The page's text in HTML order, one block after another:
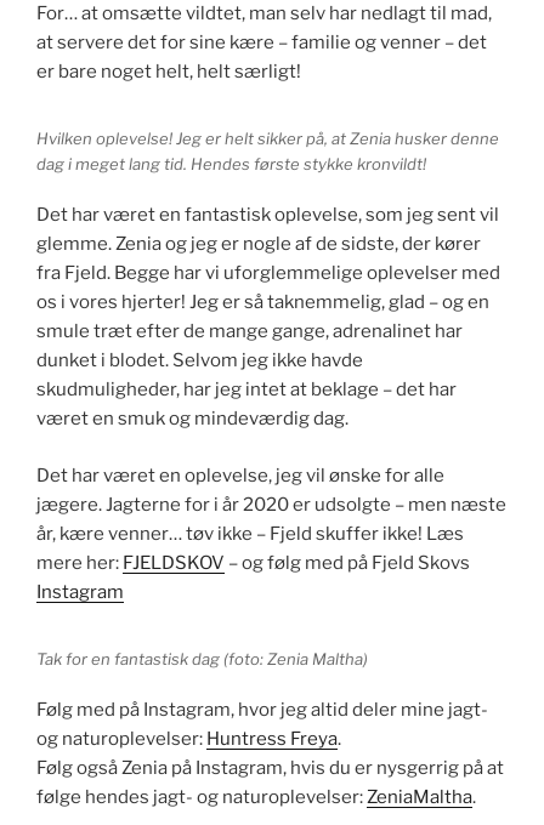
For… at omsætte vildtet, man selv har nedlagt til mad,
at servere det for sine kære – familie og venner – det
er bare noget helt, helt særligt!
Hvilken oplevelse! Jeg er helt sikker på, at Zenia husker denne
dag i meget lang tid. Hendes første stykke kronvildt!
Det har været en fantastisk oplevelse, som jeg sent vil
glemme. Zenia og jeg er nogle af de sidste, der kører
fra Fjeld. Begge har vi uforglemmelige oplevelser med
os i vores hjerter! Jeg er så taknemmelig, glad – og en
smule træt efter de mange gange, adrenalinet har
dunket i blodet. Selvom jeg ikke havde
skudmuligheder, har jeg intet at beklage – det har
været en smuk og mindeværdig dag.
Det har været en oplevelse, jeg vil ønske for alle
jægere. Jagterne for i år 2020 er udsolgte – men næste
år, kære venner… tøv ikke – Fjeld skuffer ikke! Læs
mere her: FJELDSKOV – og følg med på Fjeld Skovs
Instagram
Tak for en fantastisk dag (foto: Zenia Maltha)
Følg med på Instagram, hvor jeg altid deler mine jagt-
og naturoplevelser: Huntress Freya.
Følg også Zenia på Instagram, hvis du er nysgerrig på at
følge hendes jagt- og naturoplevelser:ZeniaMaltha.